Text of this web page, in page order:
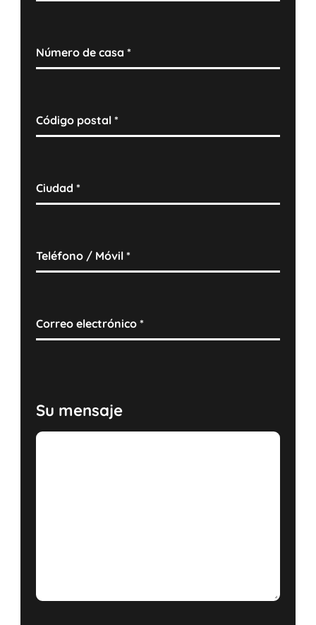
Número de casa*
Código postal*
Ciudad*
Teléfono / Móvil*
Correo electrónico*
Su mensaje